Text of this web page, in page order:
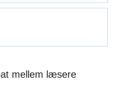
mellem læsere